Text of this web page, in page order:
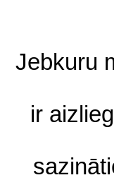
Jebkuru
ir